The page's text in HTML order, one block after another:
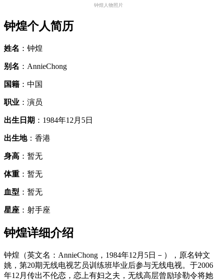
钟煌人物照片
钟煌个人简历
姓名 ：钟煌
别名 ：AnnieChong
国籍 ：中国
职业 ：演员
出生日期 ：1984年12月5日
出生地：香港
身高 ：暂无
体重 ：暂无
血型 ：暂无
星座 ：射手座
钟煌详细介绍
钟煌（英文名：AnnieChong，1984年12月5日－），原名钟文
姚，第20期无线电视艺员训练班毕业后参与无线电视。于2006
年12月传出不伦恋，恋上有妇之夫，无线高层曾励珍勒令将她